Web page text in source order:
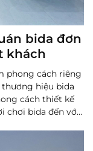
bida đơn
khách
phong cách riêng
hiệu bida
cách thiết kế
chơi bida đến với